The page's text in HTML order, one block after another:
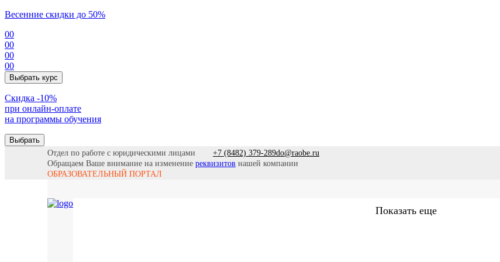
Весенние скидки до 50%
00
00
00
00
Выбрать курс
Cкидка -10%
при онлайн-оплате
на программы обучения
Выбрать
Отдел по работе с юридическими лицами
+7 (8482) 379-289do@raobe.ru
Обращаем Ваше внимание на изменениереквизитов нашей компании
ОБРАЗОВАТЕЛЬНЫЙ ПОРТАЛ
Показать еще
Эпидемиология